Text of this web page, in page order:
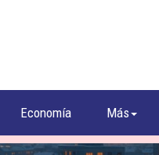
Economía Más